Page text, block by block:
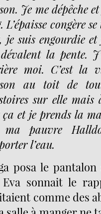
Je me dépêche
L’épaisse congère
je suis engourdie
la pente.
moi. C’est la
au toit de
sur elle
et je prends la
pauvre
l’eau.
posa le
sonnait le
comme des